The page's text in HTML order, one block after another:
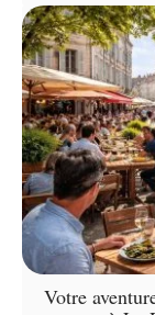
Votre